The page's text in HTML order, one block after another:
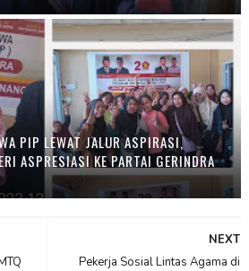
PIP LEWAT JALUR ASPIRASI,
ASPRESIASI KE PARTAI GERINDRA
NEXT
Pekerja Sosial Lintas Agama di